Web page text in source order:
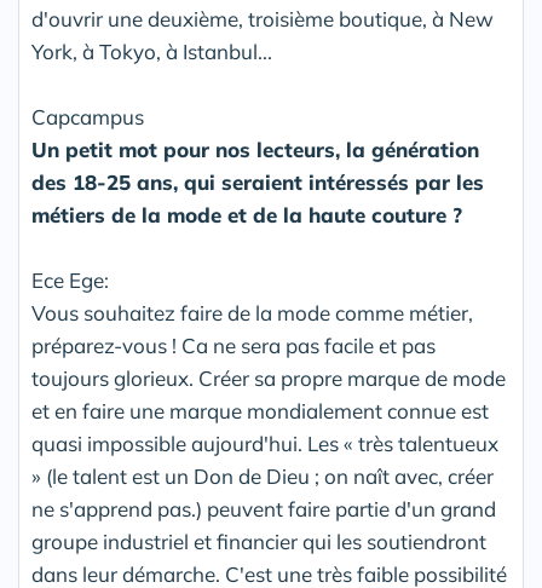
d'ouvrir une deuxième, troisième boutique, à New
York, à Tokyo, à Istanbul...
Capcampus
Un petit mot pour nos lecteurs, la génération
des 18-25 ans, qui seraient intéressés par les
métiers de la mode et de la haute couture ?
Ece Ege:
Vous souhaitez faire de la mode comme métier,
préparez-vous ! Ca ne sera pas facile et pas
toujours glorieux. Créer sa propre marque de mode
et en faire une marque mondialement connue est
quasi impossible aujourd'hui. Les « très talentueux
» (le talent est un Don de Dieu ; on naît avec, créer
ne s'apprend pas.) peuvent faire partie d'un grand
groupe industriel et financier qui les soutiendront
dans leur démarche. C'est une très faible possibilité